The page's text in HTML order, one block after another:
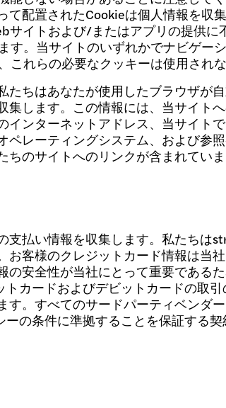
配置されたCookieは個人情報を収
サイトおよび/またはアプリの提供に
す。当サイトのいずれかでナビゲー
れらの必要なクッキーは使用されな
たちはあなたが使用したブラウザが
集します。この情報には、当サイト
ンターネットアドレス、当サイト
レーティングシステム、および参
のサイトへのリンクが含まれていま
支払い情報を収集します。私たちは
お客様のクレジットカード情報は当
の安全性が当社にとって重要である
カードおよびデビットカードの取引
。すべてのサードパーティベンダー
の条件に準拠することを保証する契